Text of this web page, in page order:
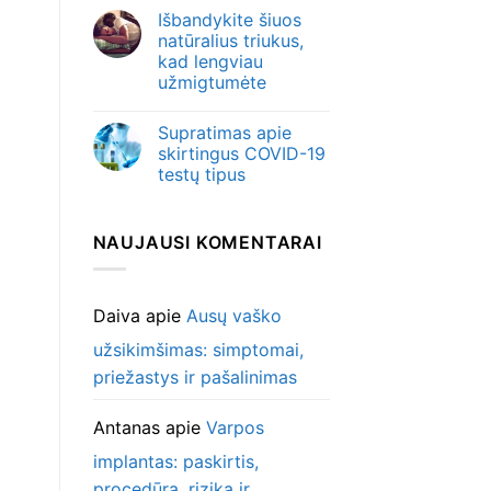
Išbandykite šiuos
natūralius triukus,
kad lengviau
užmigtumėte
Supratimas apie
skirtingus COVID-19
testų tipus
NAUJAUSI KOMENTARAI
Daiva apie Ausų vaško
užsikimšimas: simptomai,
priežastys ir pašalinimas
Antanasapie Varpos
implantas: paskirtis,